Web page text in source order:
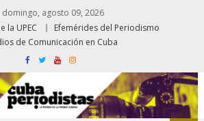
domingo, agosto 09, 2026
la UPEC
Efemérides del Periodismo
de Comunicación en Cuba